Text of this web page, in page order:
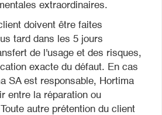
extraordinaires.
doivent être faites
tard dans les 5 jours
de l'usage et des risques,
exacte du défaut. En cas
SA est responsable, Hortima
entre la réparation ou
autre prétention du client